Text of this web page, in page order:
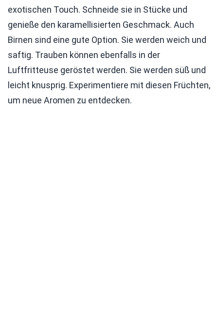
exotischen Touch. Schneide sie in Stücke und
genieße den karamellisierten Geschmack. Auch
Birnen sind eine gute Option. Sie werden weich und
saftig. Trauben können ebenfalls in der
Luftfritteuse geröstet werden. Sie werden süß und
leicht knusprig. Experimentiere mit diesen Früchten,
um neue Aromen zu entdecken.